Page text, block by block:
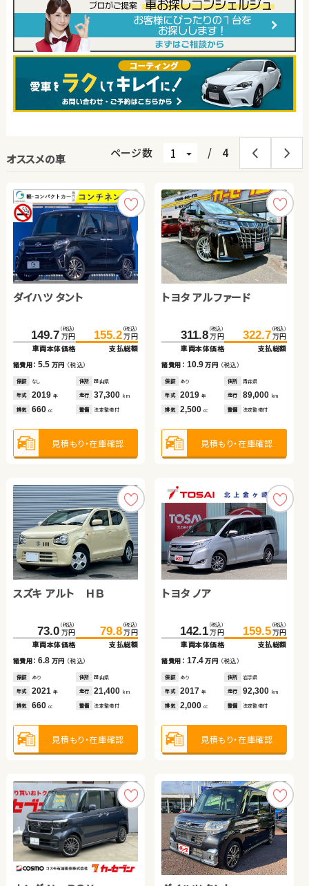
オススメの車 ページ数 / 4
ダイハツ タント
149.7 （税込）
万円
車両本体価格
155.2 （税込）
万円
支払総額
諸費用：5.5 万円 （税込）
保証 なし 住所 岡山県
年式 2019 年 走行 37,300 km
排気 660 cc 整備 法定整備付
見積もり・在庫確認
トヨタ アルファード
311.8 （税込）
万円
車両本体価格
322.7 （税込）
万円
支払総額
諸費用： 10.9万円 （税込）
保証 あり 住所 青森県
年式 2019年 走行 89,000 km
排気 2,500cc 整備 法定整備付
見積もり・在庫確認
スズキ アルト ＨＢ
73.0 （税込）
万円
車両本体価格
79.8 （税込）
万円
支払総額
諸費用：6.8 万円 （税込）
保証 あり 住所 岡山県
年式 2021 年 走行 21,400 km
排気 660 cc 整備 法定整備付
見積もり・在庫確認
トヨタ ノア
142.1 （税込）
万円
車両本体価格
159.5 （税込）
万円
支払総額
諸費用： 17.4万円 （税込）
保証 あり 住所 岩手県
年式 2017年 走行 92,300 km
排気 2,000cc 整備 法定整備付
見積もり・在庫確認
ホンダ Ｎ ＢＯＸ
192.8 （税込）
万円
車両本体価格
201.1 （税込）
万円
支払総額
諸費用：8.3 万円 （税込）
保証 なし 住所 埼玉県
年式 2025 年 走行 100km
排気 660 cc 整備 なし
見積もり・在庫確認
ホンダ フィット
221.6 （税込）
万円
車両本体価格
233.7 （税込）
万円
支払総額
諸費用： 12.1万円 （税込）
保証 あり 住所 福島県
年式 2018年 走行 23,400 km
排気 1,500cc 整備 なし
見積もり・在庫確認
トヨタ アルファード ハイ
299.8 （税込）
万円
車両本体価格
314.8 （税込）
万円
支払総額
諸費用：15.0万円（税込）
保証 あり 住所 高知県
年式 2018 年 走行 75,000 km
排気 2,500 整備 法定整備付
見積もり・在庫確認
スズキ スイフト
85.0 （税込）
万円
車両本体価格
96.2 （税込）
万円
支払総額
諸費用： 11.2万円 （税込）
保証 あり 住所 岡山県
年式 2017年 走行 70,600 km
排気 1,200cc 整備 法定整備付
見積もり・在庫確認
トヨタ ヴェルファイア
269.7 （税込）
万円
車両本体価格
279.8 （税込）
万円
支払総額
諸費用：10.1万円（税込）
保証 なし 住所 岡山県
年式 2017 年 走行 20,500 km
排気 2,500 整備 法定整備付
見積もり・在庫確認
トヨタ ヴェルファイア
131.4 （税込）
万円
車両本体価格
149.5 （税込）
万円
支払総額
諸費用： 18.1万円 （税込）
保証 あり 住所 岩手県
年式 2013年 走行 87,000 km
排気 2,400cc 整備 法定整備付
見積もり・在庫確認
トヨタ アクア
45.8 （税込）
万円
車両本体価格
59.8 （税込）
万円
支払総額
諸費用：14.0万円（税込）
保証 あり 住所 宮城県
年式 2014 年 走行 100,800km
排気 1,500 整備 法定整備付
見積もり・在庫確認
トヨタ プリウス
259.8 （税込）
万円
車両本体価格
270.9 （税込）
万円
支払総額
諸費用： 11.1万円 （税込）
保証 あり 住所 福岡県
年式 2021年 走行 49,600 km
排気 1,800cc 整備 法定整備付
見積もり・在庫確認
日産 エクストレイル
60.0 （税込）
万円
車両本体価格
66.1 （税込）
万円
支払総額
諸費用：6.1 万円 （税込）
保証 なし 住所 静岡県
年式 2009 年 走行 62,500 km
排気 2,000 整備 法定整備付
見積もり・在庫確認
日産 セレナ
286.0 （税込）
万円
車両本体価格
297.7 （税込）
万円
支払総額
諸費用： 11.7万円 （税込）
保証 なし 住所 岡山県
年式 2023年 走行 25,900 km
排気 2,000cc 整備 法定整備付
見積もり・在庫確認